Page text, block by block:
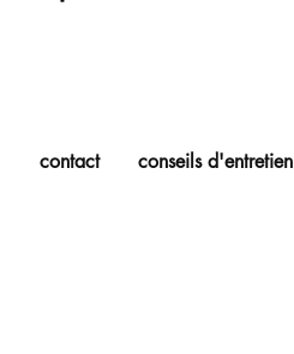
contact conseils d'entretien